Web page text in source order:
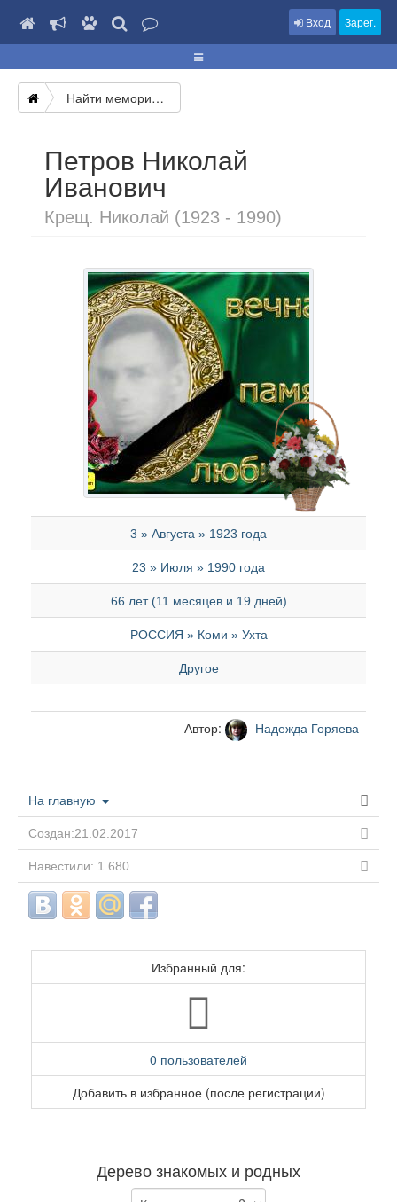
Вход Зарег.
Найти мемориал
Петров Николай
Иванович
Крещ. Николай (1923 - 1990)
3 » Августа » 1923 года
23 » Июля » 1990 года
66 лет (11 месяцев и 19 дней)
РОССИЯ » Коми » Ухта
Другое
Автор: Надежда Горяева
На главную
Создан:21.02.2017
Навестили: 1 680
Избранный для:
0 пользователей
Добавить в избранное (после регистрации)
Дерево знакомых и родных